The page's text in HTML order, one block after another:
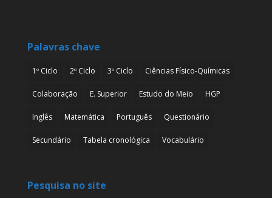
Palavras chave
1º Ciclo 2º Ciclo 3º Ciclo Ciências Físico-Químicas
Colaboração E. Superior Estudo do Meio HGP
Inglês Matemática Português Questionário
Secundário Tabela cronológica Vocabulário
Pesquisa no site